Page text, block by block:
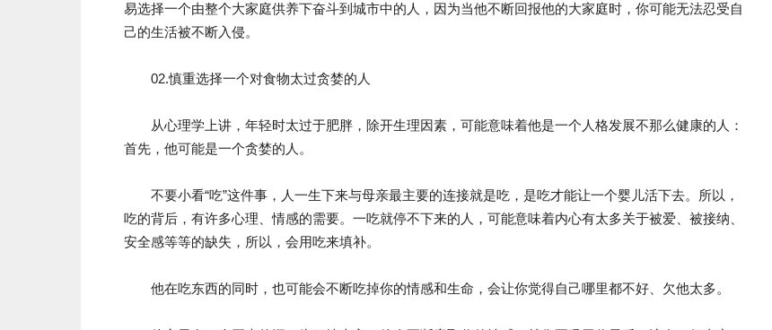
易选择一个由整个大家庭供养下奋斗到城市中的人，因为当他不断回报他的大家庭时，你可能无法忍受自
己的生活被不断入侵。
02.慎重选择一个对食物太过贪婪的人
从心理学上讲，年轻时太过于肥胖，除开生理因素，可能意味着他是一个人格发展不那么健康的人：
首先，他可能是一个贪婪的人。
不要小看“吃”这件事，人一生下来与母亲最主要的连接就是吃，是吃才能让一个婴儿活下去。所以，
吃的背后，有许多心理、情感的需要。一吃就停不下来的人，可能意味着内心有太多关于被爱、被接纳、
安全感等等的缺失，所以，会用吃来填补。
他在吃东西的同时，也可能会不断吃掉你的情感和生命，会让你觉得自己哪里都不好、欠他太多。